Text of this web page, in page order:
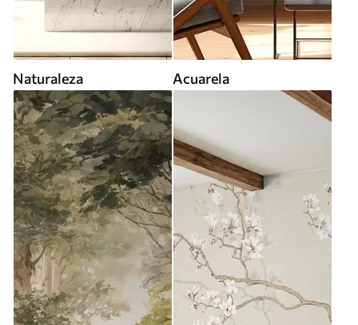
Naturaleza Acuarela